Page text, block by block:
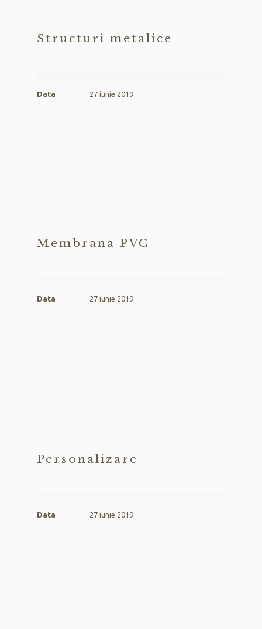
Structuri metalice
Data 27 iunie 2019
Membrana PVC
Data 27 iunie 2019
Personalizare
Data 27 iunie 2019